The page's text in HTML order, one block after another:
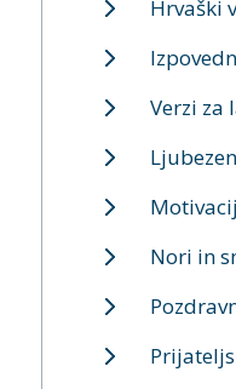
Hrvaški
Verzi za
Nori in